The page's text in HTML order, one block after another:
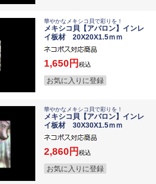
華やかなメキシコ貝で彩りを！
メキシコ貝【アバロン】インレ
イ板材 20X20X1.5ｍｍ
1,650 税込
お気に入りに登録
華やかなメキシコ貝で彩りを！
メキシコ貝【アバロン】インレ
イ板材 30X30X1.5ｍｍ
2,860 税込
お気に入りに登録